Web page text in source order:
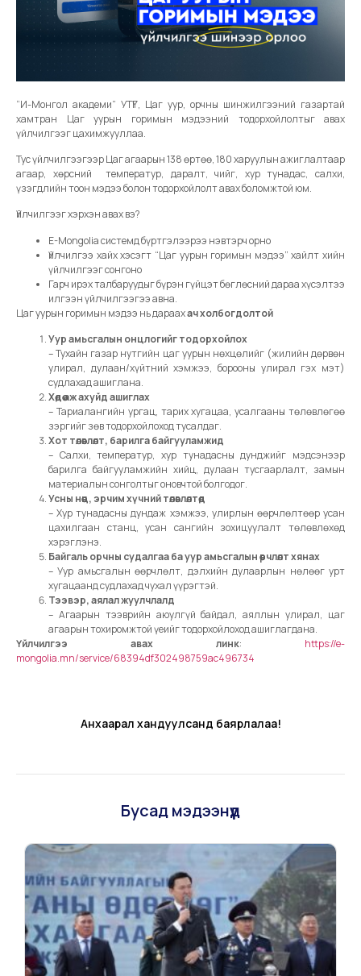
“И-Монгол академи” УТҮГ, Цаг уур, орчны шинжилгээний газартай
хамтран Цаг уурын горимын мэдээний тодорхойлолтыг авах
үйлчилгээг цахимжууллаа.
Тус үйлчилгээгээр Цаг агаарын 138 өртөө, 180 харуулын ажиглалтаар
агаар, хөрсний температур, даралт, чийг, хур тунадас, салхи,
үзэгдлийн тоон мэдээ болон тодорхойлолт авах боломжтой юм.
Үйлчилгээг хэрхэн авах вэ?
E-Mongolia системд бүртгэлээрээ нэвтэрч орно
Үйлчилгээ хайх хэсэгт “Цаг уурын горимын мэдээ” хайлт хийн
үйлчилгээг сонгоно
Гарч ирэх талбаруудыг бүрэн гүйцэт бөглөсний дараа хүсэлтээ
илгээн үйлчилгээгээ авна.
Цаг уурын горимын мэдээ нь дараахач холбогдолтой
Уур амьсгалын онцлогийг тодорхойлох
– Тухайн газар нутгийн цаг уурын нөхцөлийг (жилийн дөрвөн
улирал, дулаан/хүйтний хэмжээ, борооны улирал гэх мэт)
судлахад ашиглана.
Хөдөө аж ахуйд ашиглах
– Тариалангийн ургац, тарих хугацаа, усалгааны төлөвлөгөө
зэргийг зөв тодорхойлоход тусалдаг.
Хот төлөвлөлт, барилга байгууламжид
– Салхи, температур, хур тунадасны дунджийг мэдсэнээр
барилга байгууламжийн хийц, дулаан тусгаарлалт, замын
материалын сонголтыг оновчтой болгодог.
Усны нөөц, эрчим хүчний төлөвлөлтөд
– Хур тунадасны дундаж хэмжээ, улирлын өөрчлөлтөөр усан
цахилгаан станц, усан сангийн зохицуулалт төлөвлөхөд
хэрэглэнэ.
Байгаль орчны судалгаа ба уур амьсгалын өөрчлөлт хянах
– Уур амьсгалын өөрчлөлт, дэлхийн дулаарлын нөлөөг урт
хугацаанд судлахад чухал үүрэгтэй.
Тээвэр, аялал жуулчлалд
– Агаарын тээврийн аюулгүй байдал, аяллын улирал, цаг
агаарын тохиромжтой үеийг тодорхойлоход ашиглагдана.
Үйлчилгээ авах линк: https://e-
mongolia.mn/service/68394df302498759ac496734
Анхаарал хандуулсанд баярлалаа!
Бусад мэдээнүүд